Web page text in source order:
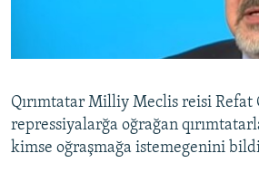
Qırımtatar Milliy Meclis reisi Refat
repressiyalarğa oğrağan
kimse oğraşmağa istemegenini